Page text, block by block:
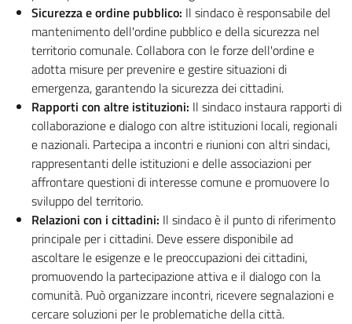
Sicurezza e ordine pubblico: Il sindaco è responsabile del
mantenimento dell'ordine pubblico e della sicurezza nel
territorio comunale. Collabora con le forze dell'ordine e
adotta misure per prevenire e gestire situazioni di
emergenza, garantendo la sicurezza dei cittadini.
Rapporti con altre istituzioni: Il sindaco instaura rapporti di
collaborazione e dialogo con altre istituzioni locali, regionali
e nazionali. Partecipa a incontri e riunioni con altri sindaci,
rappresentanti delle istituzioni e delle associazioni per
affrontare questioni di interesse comune e promuovere lo
sviluppo del territorio.
Relazioni con i cittadini: Il sindaco è il punto di riferimento
principale per i cittadini. Deve essere disponibile ad
ascoltare le esigenze e le preoccupazioni dei cittadini,
promuovendo la partecipazione attiva e il dialogo con la
comunità. Può organizzare incontri, ricevere segnalazioni e
cercare soluzioni per le problematiche della città.